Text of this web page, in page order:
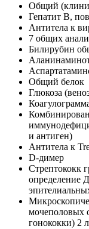
Общий
Гепатит B,
Антитела к
7 общих
Билирубин
Общий белок
Глюкоза
и антиген)
Антитела к
D-димер
Стрептококк
определение
мочеполовых
гонококки) 2